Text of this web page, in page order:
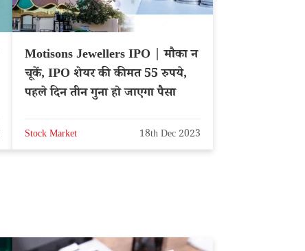
Motisons Jewellers IPO | मौका न
चूकें, IPO शेयर की कीमत 55 रुपये,
पहले दिन तीन गुना हो जाएगा पैसा
Stock Market 18th Dec 2023